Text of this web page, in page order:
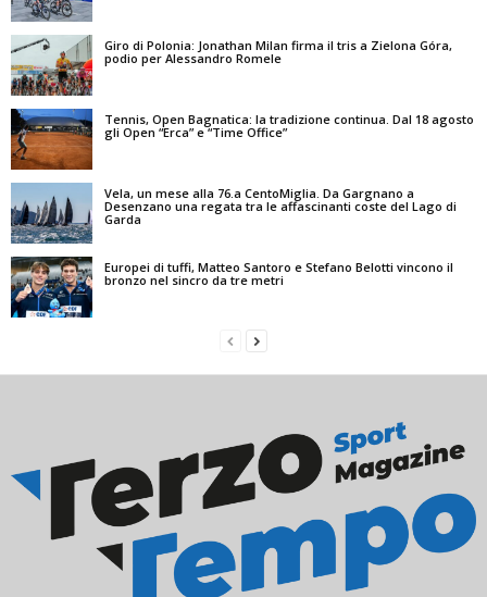
Giro di Polonia: Jonathan Milan firma il tris a Zielona Góra,
podio per Alessandro Romele
Tennis, Open Bagnatica: la tradizione continua. Dal 18 agosto
gli Open “Erca” e “Time Office”
Vela, un mese alla 76.a CentoMiglia. Da Gargnano a
Desenzano una regata tra le affascinanti coste del Lago di
Garda
Europei di tuffi, Matteo Santoro e Stefano Belotti vincono il
bronzo nel sincro da tre metri